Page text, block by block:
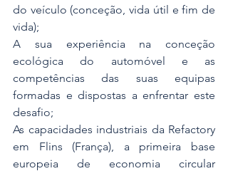
do veículo (conceção, vida útil e fim de
vida);
A sua experiência na conceção
ecológica do automóvel e as
competências das suas equipas
formadas e dispostas a enfrentar este
desafio;
As capacidades industriais da Refactory
em Flins (França), a primeira base
europeia de economia circular